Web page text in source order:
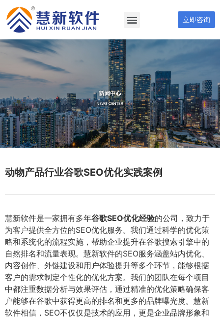
立即咨询
动物产品行业谷歌SEO优化实践案例
慧新软件是一家拥有多年谷歌SEO优化经验的公司，致力于
为客户提供全方位的SEO优化服务。我们通过科学的优化策
略和系统化的流程实施，帮助企业提升在谷歌搜索引擎中的
自然排名和流量表现。慧新软件的SEO服务涵盖站内优化、
内容创作、外链建设和用户体验提升等多个环节，能够根据
客户的需求制定个性化的优化方案。我们的团队在每个项目
中都注重数据分析与效果评估，通过精准的优化策略确保客
户能够在谷歌中获得更高的排名和更多的品牌曝光度。慧新
软件相信，SEO不仅仅是技术的应用，更是企业品牌形象和